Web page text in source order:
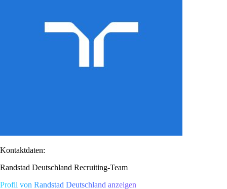
Kontaktdaten:
Randstad Deutschland Recruiting-Team
Profil von Randstad Deutschland anzeigen